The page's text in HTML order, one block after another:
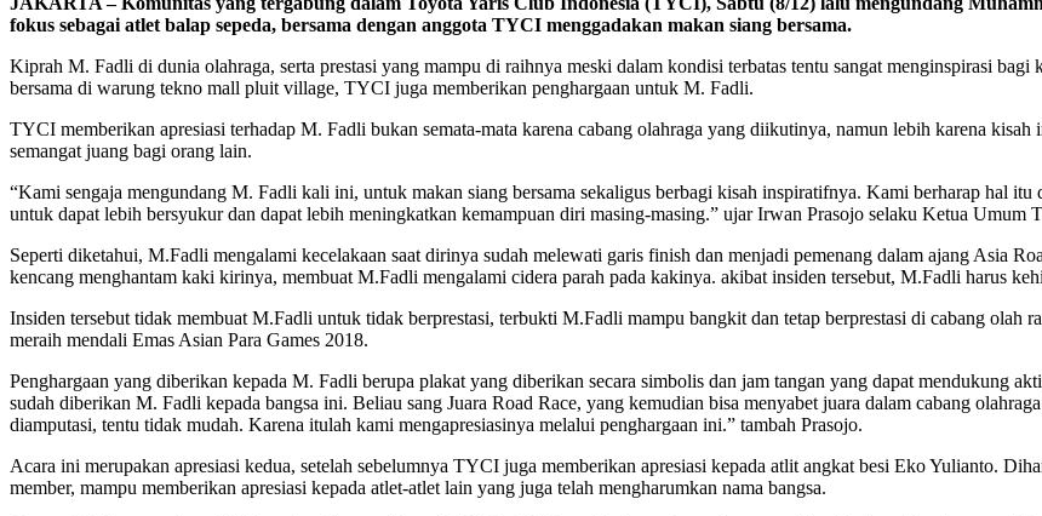
fokus sebagai atlet balap sepeda, bersama dengan anggota TYCI menggadakan makan siang bersama.
Kiprah M. Fadli di dunia olahraga, serta prestasi yang mampu di raihnya meski dalam kondisi terbatas tentu sangat menginspirasi
bersama di warung tekno mall pluit village, TYCI juga memberikan penghargaan untuk M. Fadli.
TYCI memberikan apresiasi terhadap M. Fadli bukan semata-mata karena cabang olahraga yang diikutinya, namun lebih karena
semangat juang bagi orang lain.
“Kami sengaja mengundang M. Fadli kali ini, untuk makan siang bersama sekaligus berbagi kisah inspiratifnya. Kami berharap hal
untuk dapat lebih bersyukur dan dapat lebih meningkatkan kemampuan diri masing-masing.” ujar Irwan Prasojo selaku Ketua Umum
Seperti diketahui, M.Fadli mengalami kecelakaan saat dirinya sudah melewati garis finish dan menjadi pemenang dalam ajang Asia
kencang menghantam kaki kirinya, membuat M.Fadli mengalami cidera parah pada kakinya. akibat insiden tersebut, M.Fadli harus
Insiden tersebut tidak membuat M.Fadli untuk tidak berprestasi, terbukti M.Fadli mampu bangkit dan tetap berprestasi di cabang olah
meraih mendali Emas Asian Para Games 2018.
Penghargaan yang diberikan kepada M. Fadli berupa plakat yang diberikan secara simbolis dan jam tangan yang dapat mendukung
sudah diberikan M. Fadli kepada bangsa ini. Beliau sang Juara Road Race, yang kemudian bisa menyabet juara dalam cabang
diamputasi, tentu tidak mudah. Karena itulah kami mengapresiasinya melalui penghargaan ini.” tambah Prasojo.
Acara ini merupakan apresiasi kedua, setelah sebelumnya TYCI juga memberikan apresiasi kepada atlit angkat besi Eko Yulianto.
member, mampu memberikan apresiasi kepada atlet-atlet lain yang juga telah mengharumkan nama bangsa.